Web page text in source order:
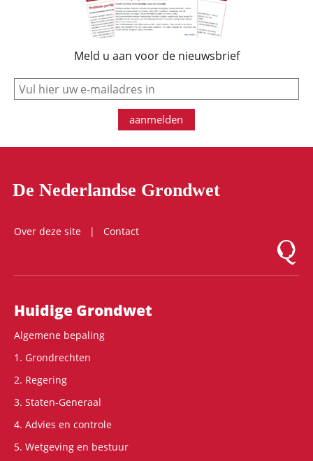
Meld u aan voor de nieuwsbrief
e-mail
aanmelden
De Nederlandse Grondwet
Over deze site
Contact
Logo
Hoofdnavigatie
Huidige Grondwet
Algemene bepaling
1. Grondrechten
2. Regering
3. Staten-Generaal
4. Advies en controle
5. Wetgeving en bestuur